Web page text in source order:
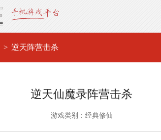
逆天阵营击杀
逆天仙魔录阵营击杀
游戏类别：经典修仙